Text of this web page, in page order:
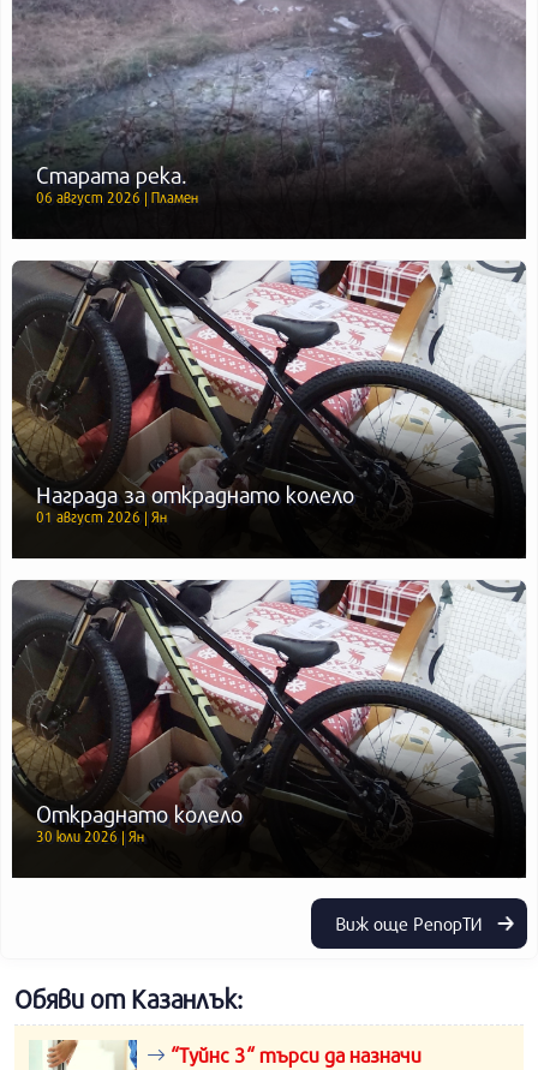
Старата река.
06 август 2026 | Пламен
Награда за откраднато колело
01 август 2026 | Ян
Откраднато колело
30 юли 2026 | Ян
Виж още РепорТИ
Обяви от Казанлък:
“Туйнс 3“ търси да назначи